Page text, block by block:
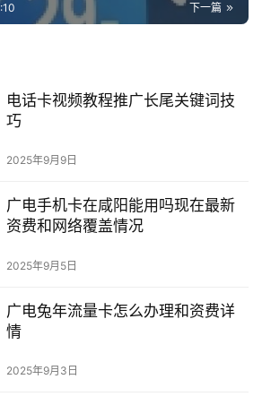
下一篇
电话卡视频教程推广长尾关键词技
巧
2025年9月9日
广电手机卡在咸阳能用吗现在最新
资费和网络覆盖情况
2025年9月5日
广电兔年流量卡怎么办理和资费详
情
2025年9月3日